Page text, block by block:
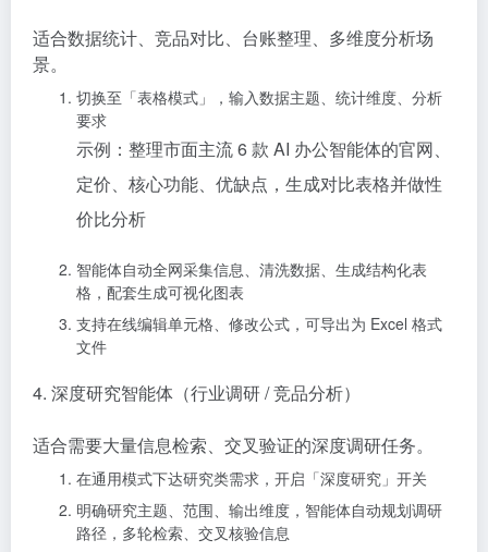
适合数据统计、竞品对比、台账整理、多维度分析场
景。
切换至「表格模式」，输入数据主题、统计维度、分析
要求
示例：整理市面主流 6 款 AI 办公智能体的官网、
定价、核心功能、优缺点，生成对比表格并做性
价比分析
智能体自动全网采集信息、清洗数据、生成结构化表
格，配套生成可视化图表
支持在线编辑单元格、修改公式，可导出为 Excel 格式
文件
4. 深度研究智能体（行业调研 / 竞品分析）
适合需要大量信息检索、交叉验证的深度调研任务。
在通用模式下达研究类需求，开启「深度研究」开关
明确研究主题、范围、输出维度，智能体自动规划调研
路径，多轮检索、交叉核验信息